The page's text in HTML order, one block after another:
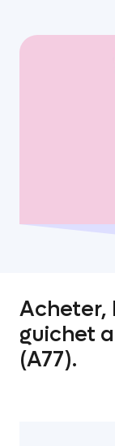
Acheter,
guichet
(A77).